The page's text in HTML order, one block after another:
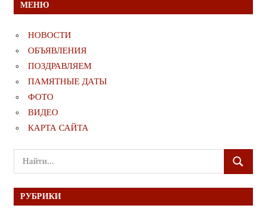
МЕНЮ
НОВОСТИ
ОБЪЯВЛЕНИЯ
ПОЗДРАВЛЯЕМ
ПАМЯТНЫЕ ДАТЫ
ФОТО
ВИДЕО
КАРТА САЙТА
Поиск
для:
ПОИСК
РУБРИКИ